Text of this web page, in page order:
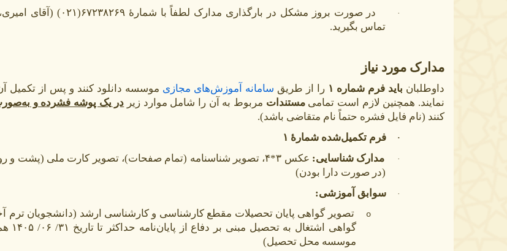
·
در صورت بروز مشکل در بارگذاری مدارک
تماس بگیرید.
مدارک مورد نیاز
داوطلبان باید فرم شماره ۱ را از طریق سامانه آموزش‌های مجازی موسسه دانلود کنند و پس از تکمیل
نمایند. همچنین لازم است تمامیمستندات مربوط به آن را شامل موارد زیر در یک پوشه فشرده و
کنند (نام فایل فشره حتماً نام متقاضی باشد).
· فرم تکمیل‌شده شمارۀ ۱
· مدارک شناسایی:
عکس ۳*۴، تصویر شناسنامه (تمام صفحات)، تصویر کارت ملی (پشت و
(در صورت دارا بودن)
· سوابق آموزشی:
o
تصویر گواهی پایان تحصیلات مقطع کارشناسی و کارشناسی ارشد (دانشجویان ترم
گواهی
موسسه محل تحصیل)